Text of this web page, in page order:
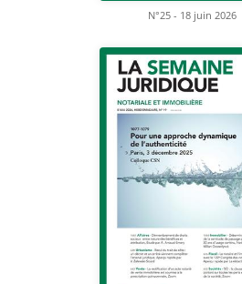
N°25 - 18 juin 2026